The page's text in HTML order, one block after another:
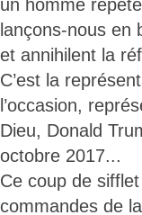
un homme
lançons-nous en
et annihilent la
C’est la
l’occasion,
Dieu, Donald
octobre 2017...
Ce coup de
commandes de